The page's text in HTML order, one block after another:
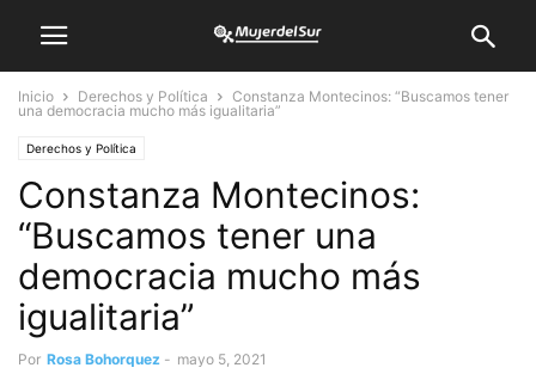
Inicio Derechos y Política
Constanza Montecinos: “Buscamos tener
una democracia mucho más igualitaria”
Derechos y Política
Constanza Montecinos:
“Buscamos tener una
democracia mucho más
igualitaria”
Por Rosa Bohorquez - mayo 5, 2021